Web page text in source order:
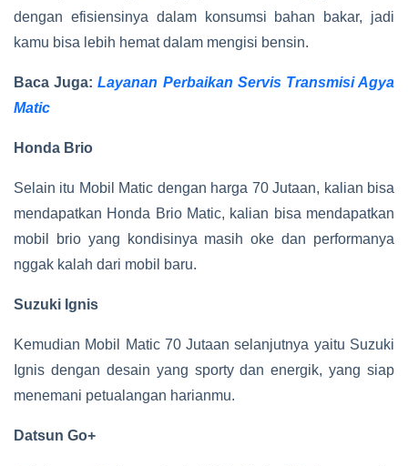
dengan efisiensinya dalam konsumsi bahan bakar, jadi
kamu bisa lebih hemat dalam mengisi bensin.
Baca Juga:Layanan Perbaikan Servis Transmisi Agya
Matic
Honda Brio
Selain itu Mobil Matic dengan harga 70 Jutaan, kalian bisa
mendapatkan Honda Brio Matic, kalian bisa mendapatkan
mobil brio yang kondisinya masih oke dan performanya
nggak kalah dari mobil baru.
Suzuki Ignis
Kemudian Mobil Matic 70 Jutaan selanjutnya yaitu Suzuki
Ignis dengan desain yang sporty dan energik, yang siap
menemani petualangan harianmu.
Datsun Go+